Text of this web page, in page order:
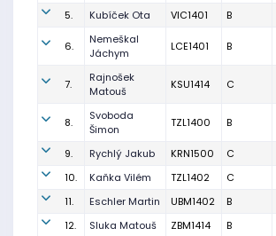
5. Kubíček Ota VIC1401 B
6.
Nemeškal
Jáchym
LCE1401 B
7.
Rajnošek
Matouš
KSU1414 C
8.
Svoboda
Šimon
TZL1400 B
9. Rychlý Jakub KRN1500 C
10.
Kaňka Vilém TZL1402 C
11.
Eschler Martin UBM1402 B
12.
Sluka Matouš ZBM1414 B